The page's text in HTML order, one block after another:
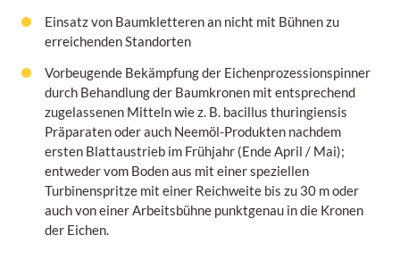
Einsatz von Baumkletteren an nicht mit Bühnen zu
erreichenden Standorten
Vorbeugende Bekämpfung der Eichenprozessionspinner
durch Behandlung der Baumkronen mit entsprechend
zugelassenen Mitteln wie z. B. bacillus thuringiensis
Präparaten oder auch Neemöl-Produkten nachdem
ersten Blattaustrieb im Frühjahr (Ende April / Mai);
entweder vom Boden aus mit einer speziellen
Turbinenspritze mit einer Reichweite bis zu 30 m oder
auch von einer Arbeitsbühne punktgenau in die Kronen
der Eichen.